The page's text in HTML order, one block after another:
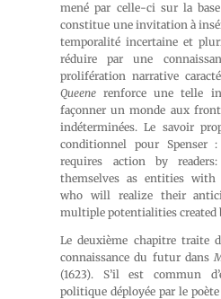
mené par celle-ci sur la
constitue une invitation à
temporalité incertaine et
réduire par une
prolifération narrative
Queenerenforce une telle
façonner un monde aux
indéterminées. Le savoir
conditionnel pour Spenser
requires action by
themselves as entities with
who will realize their
multiple potentialities created
Le deuxième chapitre traite
connaissance du futur dans
(1623). S’il est commun
politique déployée par le